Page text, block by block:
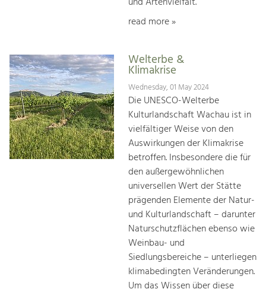
read more »
Welterbe &
Klimakrise
Wednesday, 01 May 2024
Die UNESCO-Welterbe
Kulturlandschaft Wachau ist in
vielfältiger Weise von den
Auswirkungen der Klimakrise
betroffen. Insbesondere die für
den außergewöhnlichen
universellen Wert der Stätte
prägenden Elemente der Natur-
und Kulturlandschaft – darunter
Naturschutzflächen ebenso wie
Weinbau- und
Siedlungsbereiche – unterliegen
klimabedingten Veränderungen.
Um das Wissen über diese